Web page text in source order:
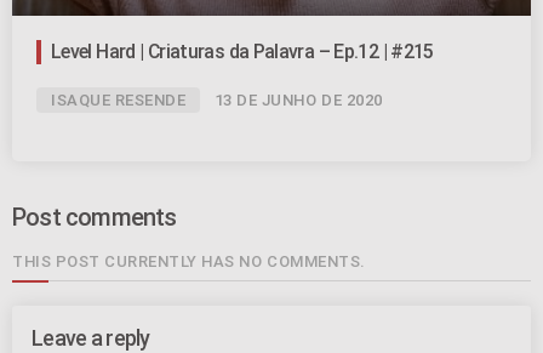
Level Hard | Criaturas da Palavra – Ep.12 | #215
ISAQUE RESENDE 13 DE JUNHO DE 2020
Post comments
THIS POST CURRENTLY HAS NO COMMENTS.
Leave a reply